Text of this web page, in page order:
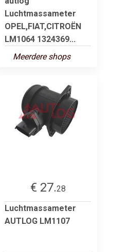
Luchtmassameter
OPEL,FIAT,CITROËN
LM1064 1324369...
Meerdere shops
€ 27.28
Luchtmassameter
AUTLOG LM1107